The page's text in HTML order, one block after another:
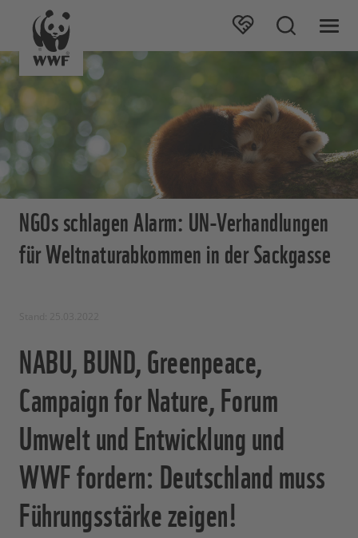
NGOs schlagen Alarm: UN-Verhandlungen
für Weltnaturabkommen in der Sackgasse
NABU, BUND, Greenpeace,
Campaign for Nature, Forum
Umwelt und Entwicklung und
WWF fordern: Deutschland muss
Führungsstärke zeigen!